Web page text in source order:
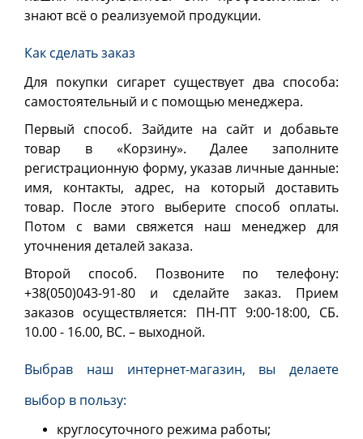
знают всё о реализуемой продукции.
Как сделать заказ
Для покупки сигарет существует два способа:
самостоятельный и с помощью менеджера.
Первый способ. Зайдите на сайт и добавьте
товар в «Корзину». Далее заполните
регистрационную форму, указав личные данные:
имя, контакты, адрес, на который доставить
товар. После этого выберите способ оплаты.
Потом с вами свяжется наш менеджер для
уточнения деталей заказа.
Второй способ. Позвоните по телефону:
+38(050)043-91-80 и сделайте заказ. Прием
заказов осуществляется: ПН-ПТ 9:00-18:00, СБ.
10.00 - 16.00, ВС. – выходной.
Выбрав наш интернет-магазин, вы делаете
выбор в пользу:
круглосуточного режима работы;